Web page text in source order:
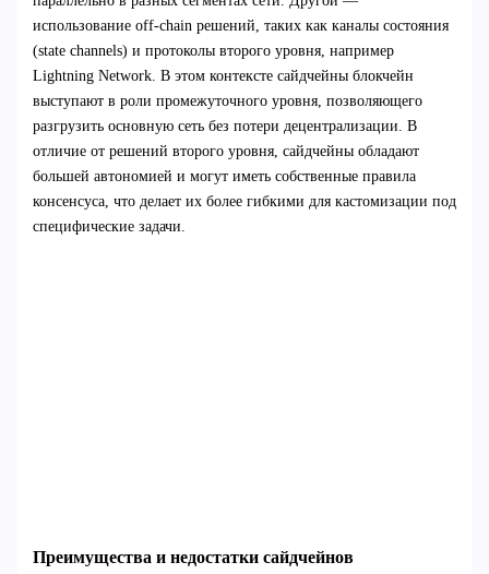
использование off-chain решений, таких как каналы состояния
(state channels) и протоколы второго уровня, например
Lightning Network. В этом контексте сайдчейны блокчейн
выступают в роли промежуточного уровня, позволяющего
разгрузить основную сеть без потери децентрализации. В
отличие от решений второго уровня, сайдчейны обладают
большей автономией и могут иметь собственные правила
консенсуса, что делает их более гибкими для кастомизации под
специфические задачи.
Преимущества и недостатки сайдчейнов